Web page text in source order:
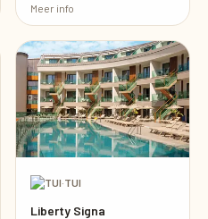
Meer info
·TUI
Liberty Signa